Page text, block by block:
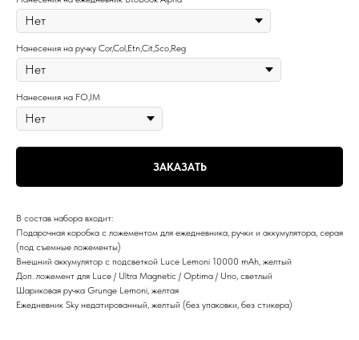
Нанесения на ручку Cor,Col,Etn,Cit,Sco,Reg
Нанесения на FO,IM
ЗАКАЗАТЬ
В состав набора входит:
Подарочная коробка с ложементом для ежедневника, ручки и аккумулятора, серая
(под съемные ложементы)
Внешний аккумулятор с подсветкой Luce Lemoni 10000 mAh, желтый
Доп. ложемент для Luce / Ultra Magnetic / Optima / Uno, светлый
Шариковая ручка Grunge Lemoni, желтая
Ежедневник Sky недатированный, желтый (без упаковки, без стикера)